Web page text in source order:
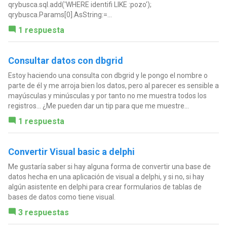
qrybusca.sql.add('WHERE identifi LIKE :pozo');
qrybusca.Params[0].AsString:=...
1 respuesta
Consultar datos con dbgrid
Estoy haciendo una consulta con dbgrid y le pongo el nombre o
parte de él y me arroja bien los datos, pero al parecer es sensible a
mayúsculas y minúsculas y por tanto no me muestra todos los
registros... ¿Me pueden dar un tip para que me muestre...
1 respuesta
Convertir Visual basic a delphi
Me gustaría saber si hay alguna forma de convertir una base de
datos hecha en una aplicación de visual a delphi, y si no, si hay
algún asistente en delphi para crear formularios de tablas de
bases de datos como tiene visual.
3 respuestas